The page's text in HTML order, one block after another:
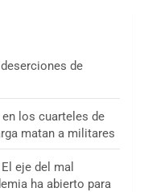
de
en los cuarteles de
matan a militares
eje del mal
ha abierto para